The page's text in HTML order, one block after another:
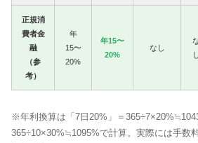
正規消
費者金
融
（参
考）
年
15〜
20%
年15〜
20%
なし
し
※年利換算は「7日20%」＝
365÷10×30%≒1095%で計算。実際には手数